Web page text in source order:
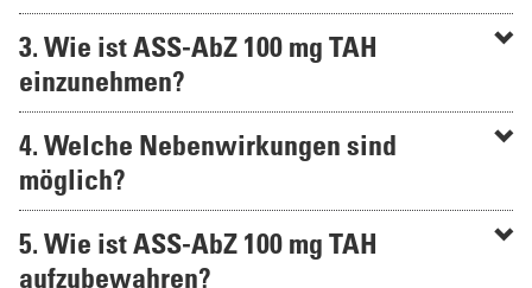
3. Wie ist ASS-AbZ 100 mg TAH
einzunehmen?
4. Welche Nebenwirkungen sind
möglich?
5. Wie ist ASS-AbZ 100 mg TAH
aufzubewahren?